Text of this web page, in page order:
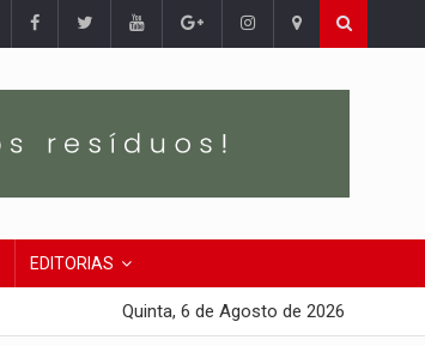
EDITORIAS
Quinta, 6 de Agosto de 2026